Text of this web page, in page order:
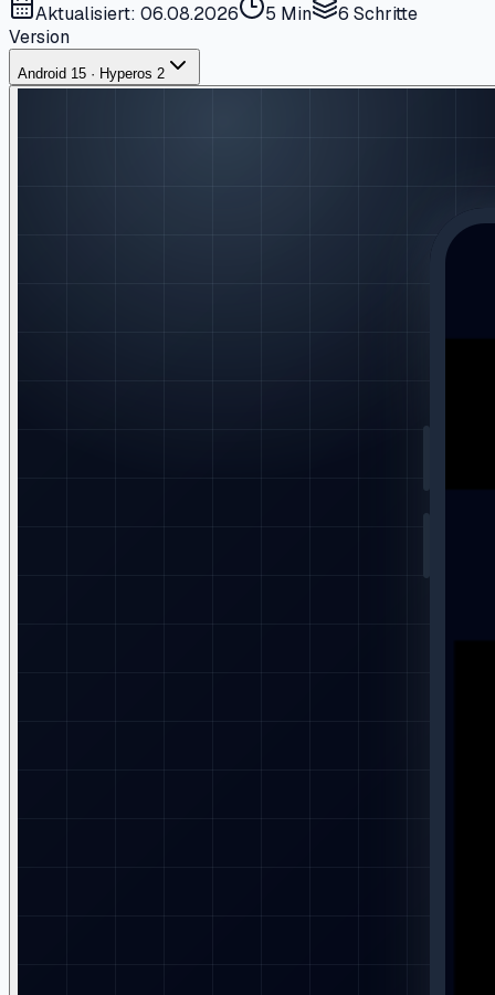
Aktualisiert: 06.08.2026 5 Min 6 Schritte
Version
Android 15 · Hyperos 2